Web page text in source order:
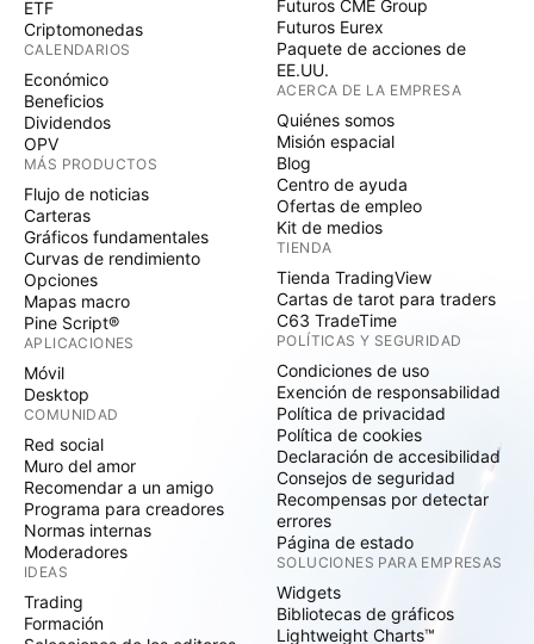
ETF
Criptomonedas
CALENDARIOS
Económico
Beneficios
Dividendos
OPV
MÁS PRODUCTOS
Flujo de noticias
Carteras
Gráficos fundamentales
Curvas de rendimiento
Opciones
Mapas macro
Pine Script®
APLICACIONES
Móvil
Desktop
COMUNIDAD
Red social
Muro del amor
Recomendar a un amigo
Programa para creadores
Normas internas
Moderadores
IDEAS
Trading
Formación
Futuros CME Group
Futuros Eurex
Paquete de acciones de
EE.UU.
ACERCA DE LA EMPRESA
Quiénes somos
Misión espacial
Blog
Centro de ayuda
Ofertas de empleo
Kit de medios
TIENDA
Tienda TradingView
Cartas de tarot para traders
C63 TradeTime
POLÍTICAS Y SEGURIDAD
Condiciones de uso
Exención de responsabilidad
Política de privacidad
Política de cookies
Declaración de accesibilidad
Consejos de seguridad
Recompensas por detectar
errores
Página de estado
SOLUCIONES PARA EMPRESAS
Widgets
Bibliotecas de gráficos
Lightweight Charts™